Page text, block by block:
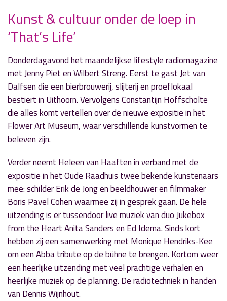
« Vorig nieuwsbericht
‘Echt Esther’ zoekt date-advies
5 november 2018
» Volgend nieuwsbericht
Korte broeken, pepernoten en Ernst en Bobbie
in 'Let's Go'
5 november 2018
Kunst & cultuur onder de loep in
‘That’s Life’
Donderdagavond het maandelijkse lifestyle radiomagazine
met Jenny Piet en Wilbert Streng. Eerst te gast Jet van
Dalfsen die een bierbrouwerij, slijterij en proeflokaal
bestiert in Uithoorn. Vervolgens Constantijn Hoffscholte
die alles komt vertellen over de nieuwe expositie in het
Flower Art Museum, waar verschillende kunstvormen te
beleven zijn.
Verder neemt Heleen van Haaften in verband met de
expositie in het Oude Raadhuis twee bekende kunstenaars
mee: schilder Erik de Jong en beeldhouwer en filmmaker
Boris Pavel Cohen waarmee zij in gesprek gaan. De hele
uitzending is er tussendoor live muziek van duo Jukebox
from the Heart Anita Sanders en Ed Idema. Sinds kort
hebben zij een samenwerking met Monique Hendriks-Kee
om een Abba tribute op de bühne te brengen. Kortom weer
een heerlijke uitzending met veel prachtige verhalen en
heerlijke muziek op de planning. De radiotechniek in handen
van Dennis Wijnhout.